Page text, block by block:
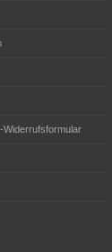
Widerrufsformular